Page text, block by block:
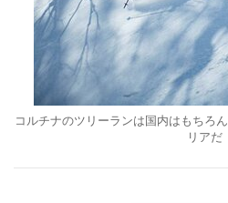
コルチナのツリーランは国内はもちろ
リアだ